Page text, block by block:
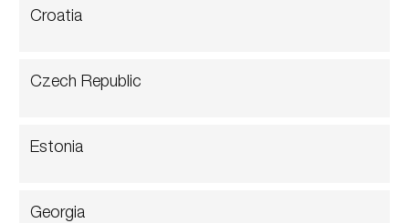
Croatia
Czech Republic
Estonia
Georgia